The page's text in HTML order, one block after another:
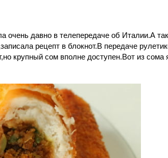
очень давно в телепередаче об Италии.А
рецепт в блокнот.В передаче
крупный сом вполне доступен.Вот из сома